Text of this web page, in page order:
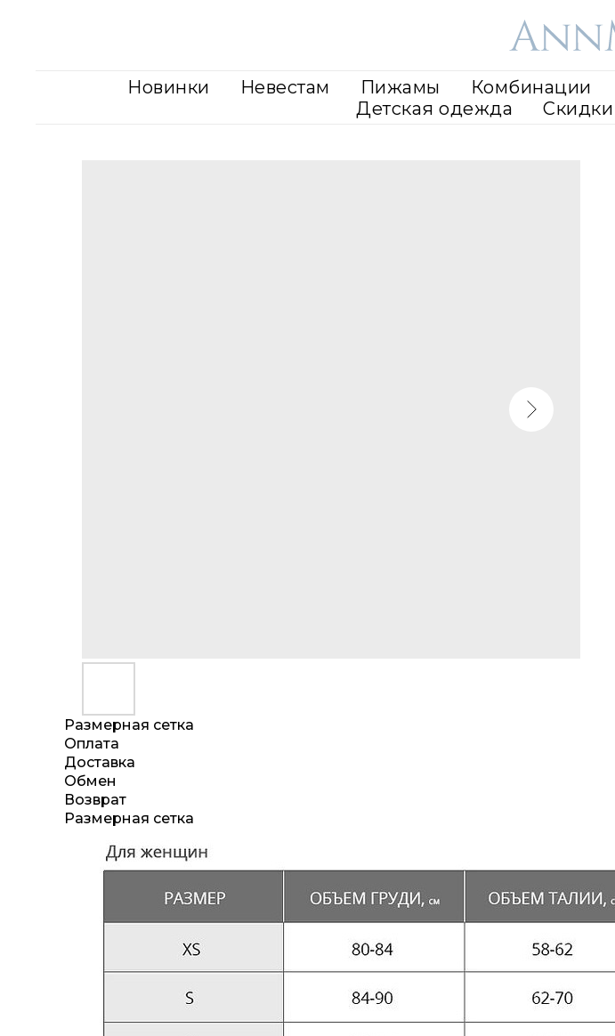
Новинки Невестам Пижамы Комбинации
Детская одежда
Скидки
Размерная сетка
Оплата
Доставка
Обмен
Возврат
Размерная сетка